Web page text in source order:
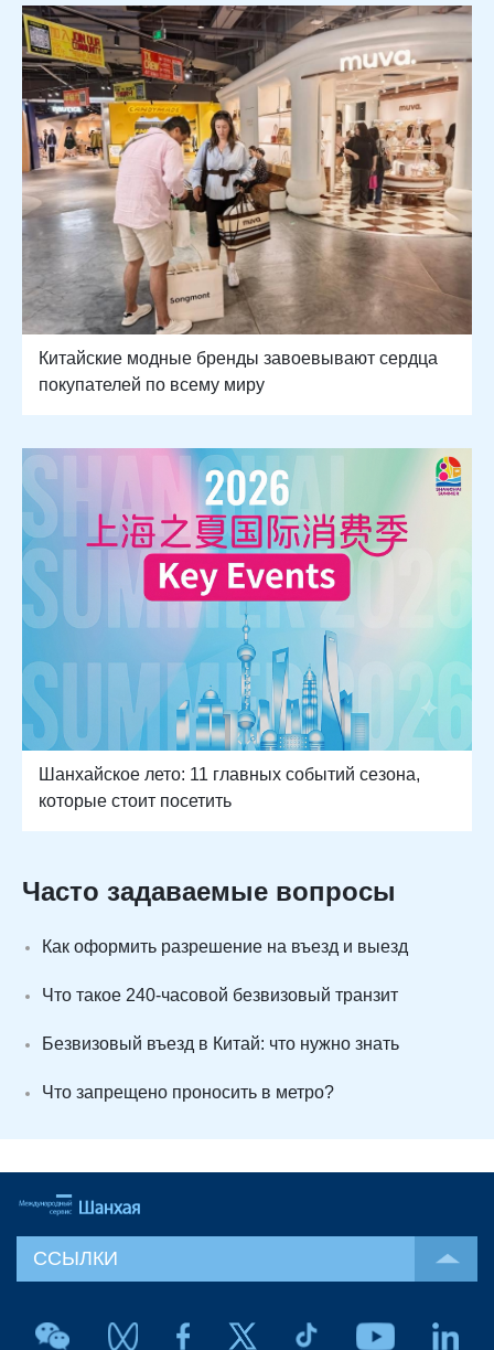
Китайские модные бренды завоевывают сердца
покупателей по всему миру
Шанхайское лето: 11 главных событий сезона,
которые стоит посетить
Часто задаваемые вопросы
Как оформить разрешение на въезд и выезд
Что такое 240-часовой безвизовый транзит
Безвизовый въезд в Китай: что нужно знать
Что запрещено проносить в метро?
ССЫЛКИ